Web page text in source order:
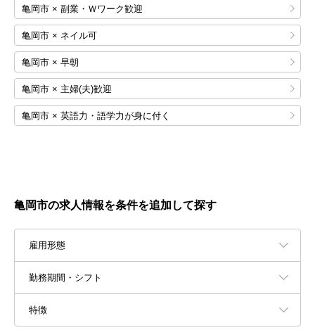
亀岡市 × 副業・Ｗワーク歓迎
亀岡市 × ネイル可
亀岡市 × 早朝
亀岡市 × 主婦(夫)歓迎
亀岡市 × 英語力・語学力が身に付く
亀岡市の求人情報を条件を追加して探す
雇用形態
勤務期間・シフト
特徴